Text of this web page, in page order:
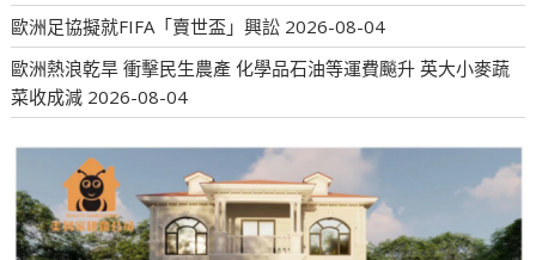
歐洲足協擬就FIFA「賣世盃」興訟 2026-08-04
歐洲熱浪乾旱 衝擊民生農產 化學品石油等運費飈升 英大小麥蔬
菜收成減 2026-08-04